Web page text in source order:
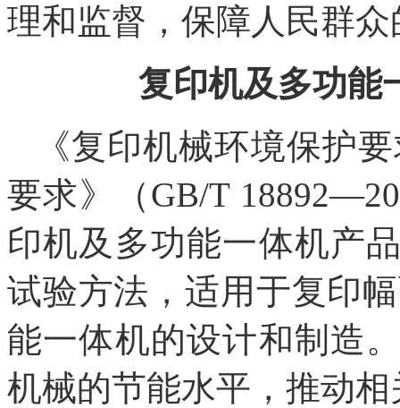
理和监督，保障人民群
复印机及多功能
《复印机械环境保护
要求》（GB/T
印机及多功能一体机产
试验方法，适用于复印
能一体机的设计和制造
机械的节能水平，推动